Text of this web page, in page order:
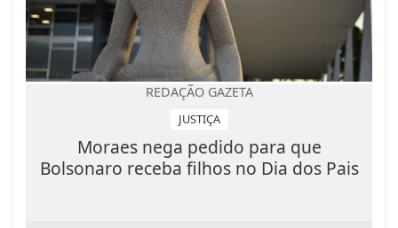
REDAÇÃO GAZETA
JUSTIÇA
Moraes nega pedido para que
Bolsonaro receba filhos no Dia dos Pais